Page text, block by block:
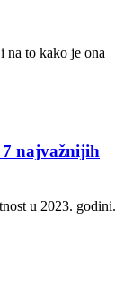
na to kako je ona
najvažnijih
u 2023. godini.